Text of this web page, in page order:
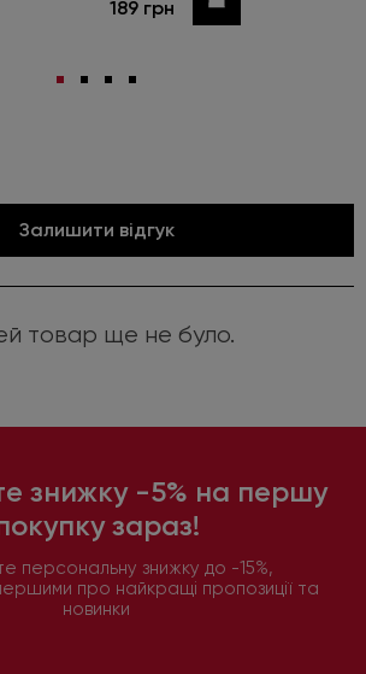
189 грн
Залишити відгук
товар ще не було.
знижку -5% на першу
зараз!
персональну знижку до -15%,
про найкращі пропозиції та
новинки